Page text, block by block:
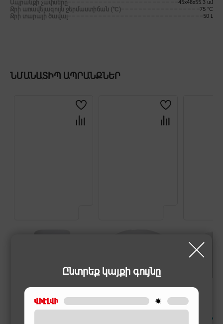
Ընտրեք կայքի գույնը
Ապրանքի չափսերը 45x48x55.3 սմ
Ջրի առավելագույն ջերմաստիճան (°С) 75 °С
Ջրի տարայի ծավալ 50 Լ
ՆՄԱՆԱՏԻՊ ԱՊՐԱՆՔՆԵՐ